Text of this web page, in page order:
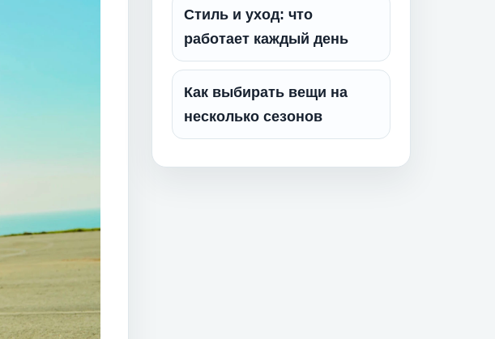
Стиль и уход: что
работает каждый день
Как выбирать вещи на
несколько сезонов